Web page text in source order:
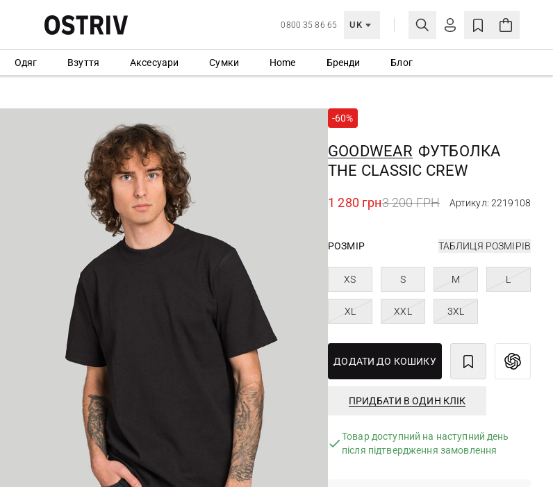
0800 35 86 65 UK
МОЯ ОБЛІКІВКА
СТВОРИТИ ОБЛІКІВКУ
Одяг Взуття Аксесуари Сумки Home Бренди Блог
-60%
GOODWEAR ФУТБОЛКА
THE CLASSIC CREW
1 280 грн3 200 ГРН Артикул: 2219108
РОЗМІР ТАБЛИЦЯ РОЗМІРІВ
XS S M L
XL XXL 3XL
ДОДАТИ ДО КОШИКУ
ПРИДБАТИ В ОДИН КЛІК
Товар доступний на наступний день
після підтвердження замовлення